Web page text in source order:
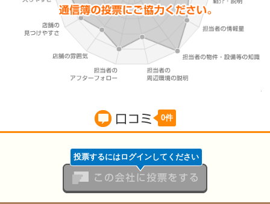
賃貸の口コミ
0件
投票するにはログインしてください